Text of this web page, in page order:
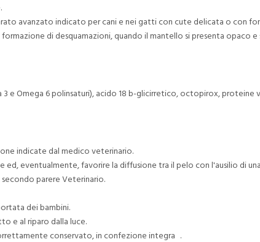
avanzato indicato per cani e nei gatti con cute delicata o con
di desquamazioni, quando il mantello si presenta opaco e
e Omega 6 polinsaturi), acido 18 b-glicirretico, octopirox, proteine
indicate dal medico veterinario.
eventualmente, favorire la diffusione tra il pelo con l'ausilio di
parere Veterinario.
dei bambini.
e al riparo dalla luce.
conservato, in confezione integra .